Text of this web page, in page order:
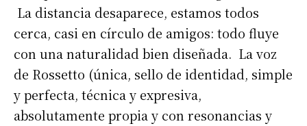
La distancia desaparece, estamos todos
cerca, casi en círculo de amigos: todo fluye
con una naturalidad bien diseñada. La voz
de Rossetto (única, sello de identidad, simple
y perfecta, técnica y expresiva,
absolutamente propia y con resonancias y